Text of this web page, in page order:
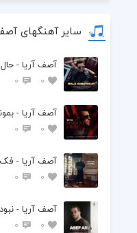
سایر آهنگهای
آصف آریا -
0
0
آصف آریا -
0
0
آصف آریا -
0
0
آصف آریا -
0
0